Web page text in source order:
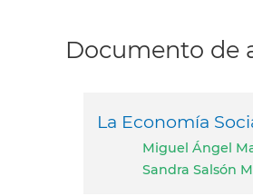
Documento de
La Economía
Miguel Ángel
Sandra Salsón